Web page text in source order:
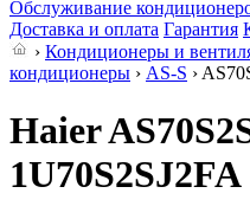
Обслуживание
Доставка и оплата Гарантия
› Кондиционеры и
кондиционеры › AS-S ›
Haier
1U70S2SJ2FA